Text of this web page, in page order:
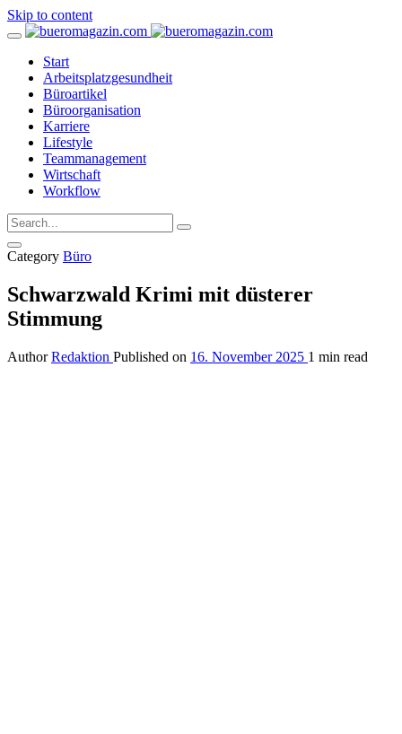
Skip to content
Start
Arbeitsplatzgesundheit
Büroartikel
Büroorganisation
Karriere
Lifestyle
Teammanagement
Wirtschaft
Workflow
Category Büro
Schwarzwald Krimi mit düsterer
Stimmung
Author Redaktion Published on 16. November 2025 1 min read